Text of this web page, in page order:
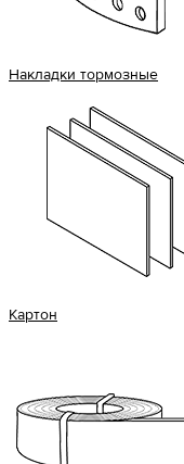
Накладки тормозные
Картон